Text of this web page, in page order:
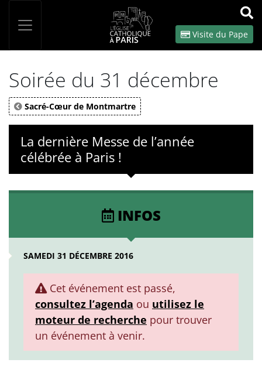
OK
Visite du Pape
Soirée du 31 décembre
Sacré-Cœur de Montmartre
La dernière Messe de l’année
célébrée à Paris !
INFOS
SAMEDI 31 DÉCEMBRE 2016
Cet événement est passé,
consultez l’agenda ou utilisez le
moteur de recherche pour trouver
un événement à venir.
Panneau de gestion des cookies